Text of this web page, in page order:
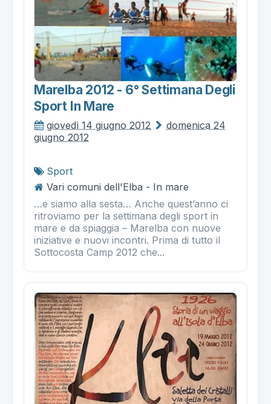
Marelba 2012 - 6° Settimana Degli
Sport In Mare
giovedì 14 giugno 2012
domenica 24
giugno 2012
Sport
Vari comuni dell'Elba - In mare
…e siamo alla sesta… Anche quest’anno ci
ritroviamo per la settimana degli sport in
mare e da spiaggia – Marelba con nuove
iniziative e nuovi incontri. Prima di tutto il
Sottocosta Camp 2012 che...